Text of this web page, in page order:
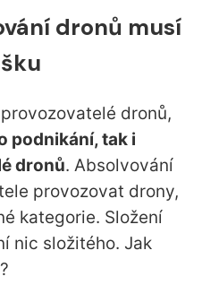
dronů musí
dronů,
podnikání, tak i
dronů. Absolvování
provozovat drony,
kategorie. Složení
nic složitého. Jak